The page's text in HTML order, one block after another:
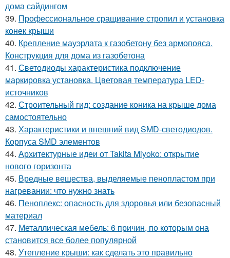
дома сайдингом
39. Профессиональное сращивание стропил и установка
конек крыши
40. Крепление мауэрлата к газобетону без армопояса.
Конструкция для дома из газобетона
41. Светодиоды характеристика подключение
маркировка установка. Цветовая температура LED-
источников
42. Строительный гид: создание коника на крыше дома
самостоятельно
43. Характеристики и внешний вид SMD-светодиодов.
Корпуса SMD элементов
44. Архитектурные идеи от Takita Miyoko: открытие
нового горизонта
45. Вредные вещества, выделяемые пенопластом при
нагревании: что нужно знать
46. Пеноплекс: опасность для здоровья или безопасный
материал
47. Металлическая мебель: 6 причин, по которым она
становится все более популярной
48. Утепление крыши: как сделать это правильно